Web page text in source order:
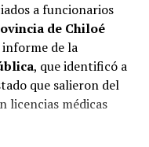
a funcionarios
de Chiloé
de la
, que identificó a
que salieron del
licencias médicas